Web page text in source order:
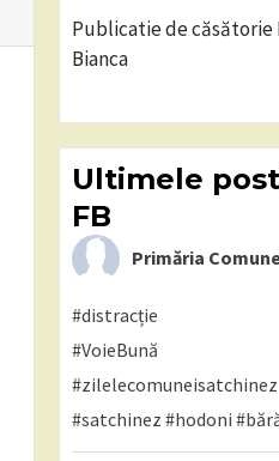
Publicatie de căsătorie
Bianca
Ultimele
FB
Primăria
#distracție
#VoieBună
#zilelecomuneisatchinez
#satchinez #hodoni